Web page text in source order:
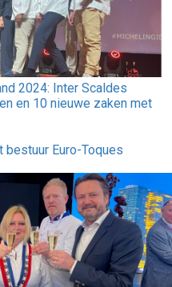
2024: Inter Scaldes
en 10 nieuwe zaken met
Euro-Toques